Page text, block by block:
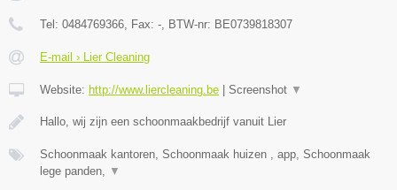
Tel: 0484769366, Fax: -, BTW-nr: BE0739818307
E-mail › Lier Cleaning
Website: http://www.liercleaning.be Screenshot ▼
Hallo, wij zijn een schoonmaakbedrijf vanuit Lier
Schoonmaak kantoren, Schoonmaak huizen , app, Schoonmaak
lege panden, ▼